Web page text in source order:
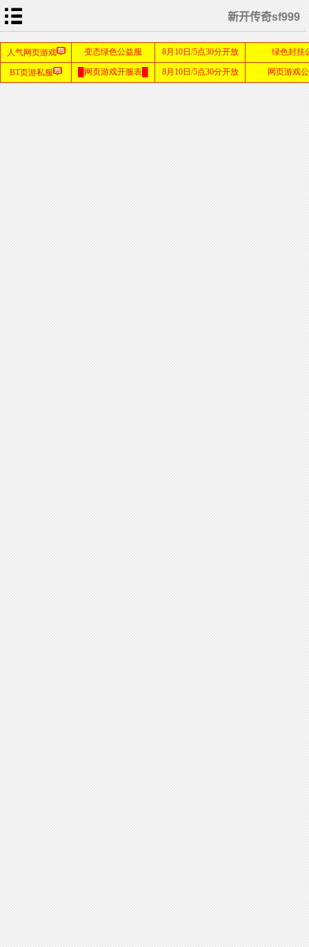
新开传奇sf999
首
页
新
开
传
奇
1.76
单
职
业
传
奇
sf999
发布
网